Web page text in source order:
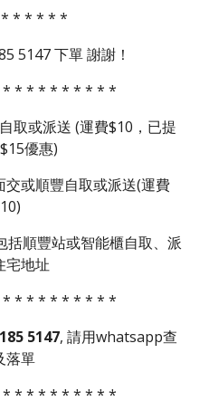
* * * * *
5147下單謝謝！
* * * * * * * * *
取或派送 (運費$10，已提
優惠)
或順豐自取或派送(運費
括順豐站或智能櫃自取、派
宅地址
* * * * * * * * *
5147, 請用whatsapp查
落單
* * * * * * * * *